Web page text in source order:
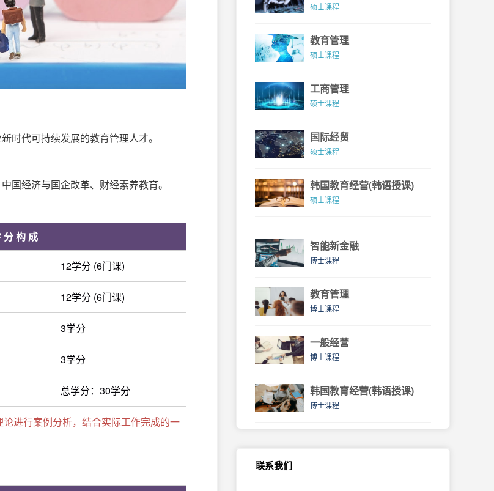
时代可持续发展的教育管理人才。
国经济与国企改革、财经素养教育。
构成
12学分 (6门课)
12学分 (6门课)
3学分
3学分
总学分：30学分
进行案例分析，结合实际工作完成的一
硕士课程
教育管理
硕士课程
工商管理
硕士课程
国际经贸
硕士课程
韩国教育经营(韩语授课)
硕士课程
智能新金融
博士课程
教育管理
博士课程
一般经营
博士课程
韩国教育经营(韩语授课)
博士课程
联系我们